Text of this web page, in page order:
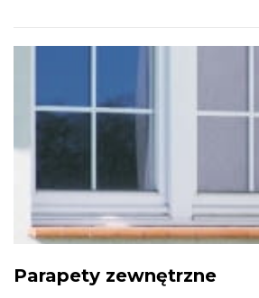
Parapety zewnętrzne